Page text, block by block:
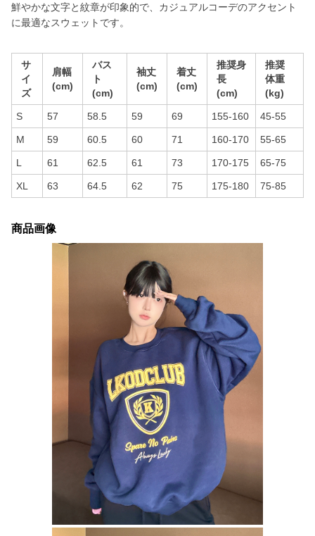
鮮やかな文字と紋章が印象的で、カジュアルコーデのアクセント
に最適なスウェットです。
サ
イ
ズ
肩幅
(cm)
バス
ト
(cm)
袖丈
(cm)
着丈
(cm)
推奨身
長
(cm)
推奨
体重
(kg)
S 57 58.5 59 69 155-160 45-55
M 59 60.5 60 71 160-170 55-65
L 61 62.5 61 73 170-175 65-75
XL 63 64.5 62 75 175-180 75-85
商品画像